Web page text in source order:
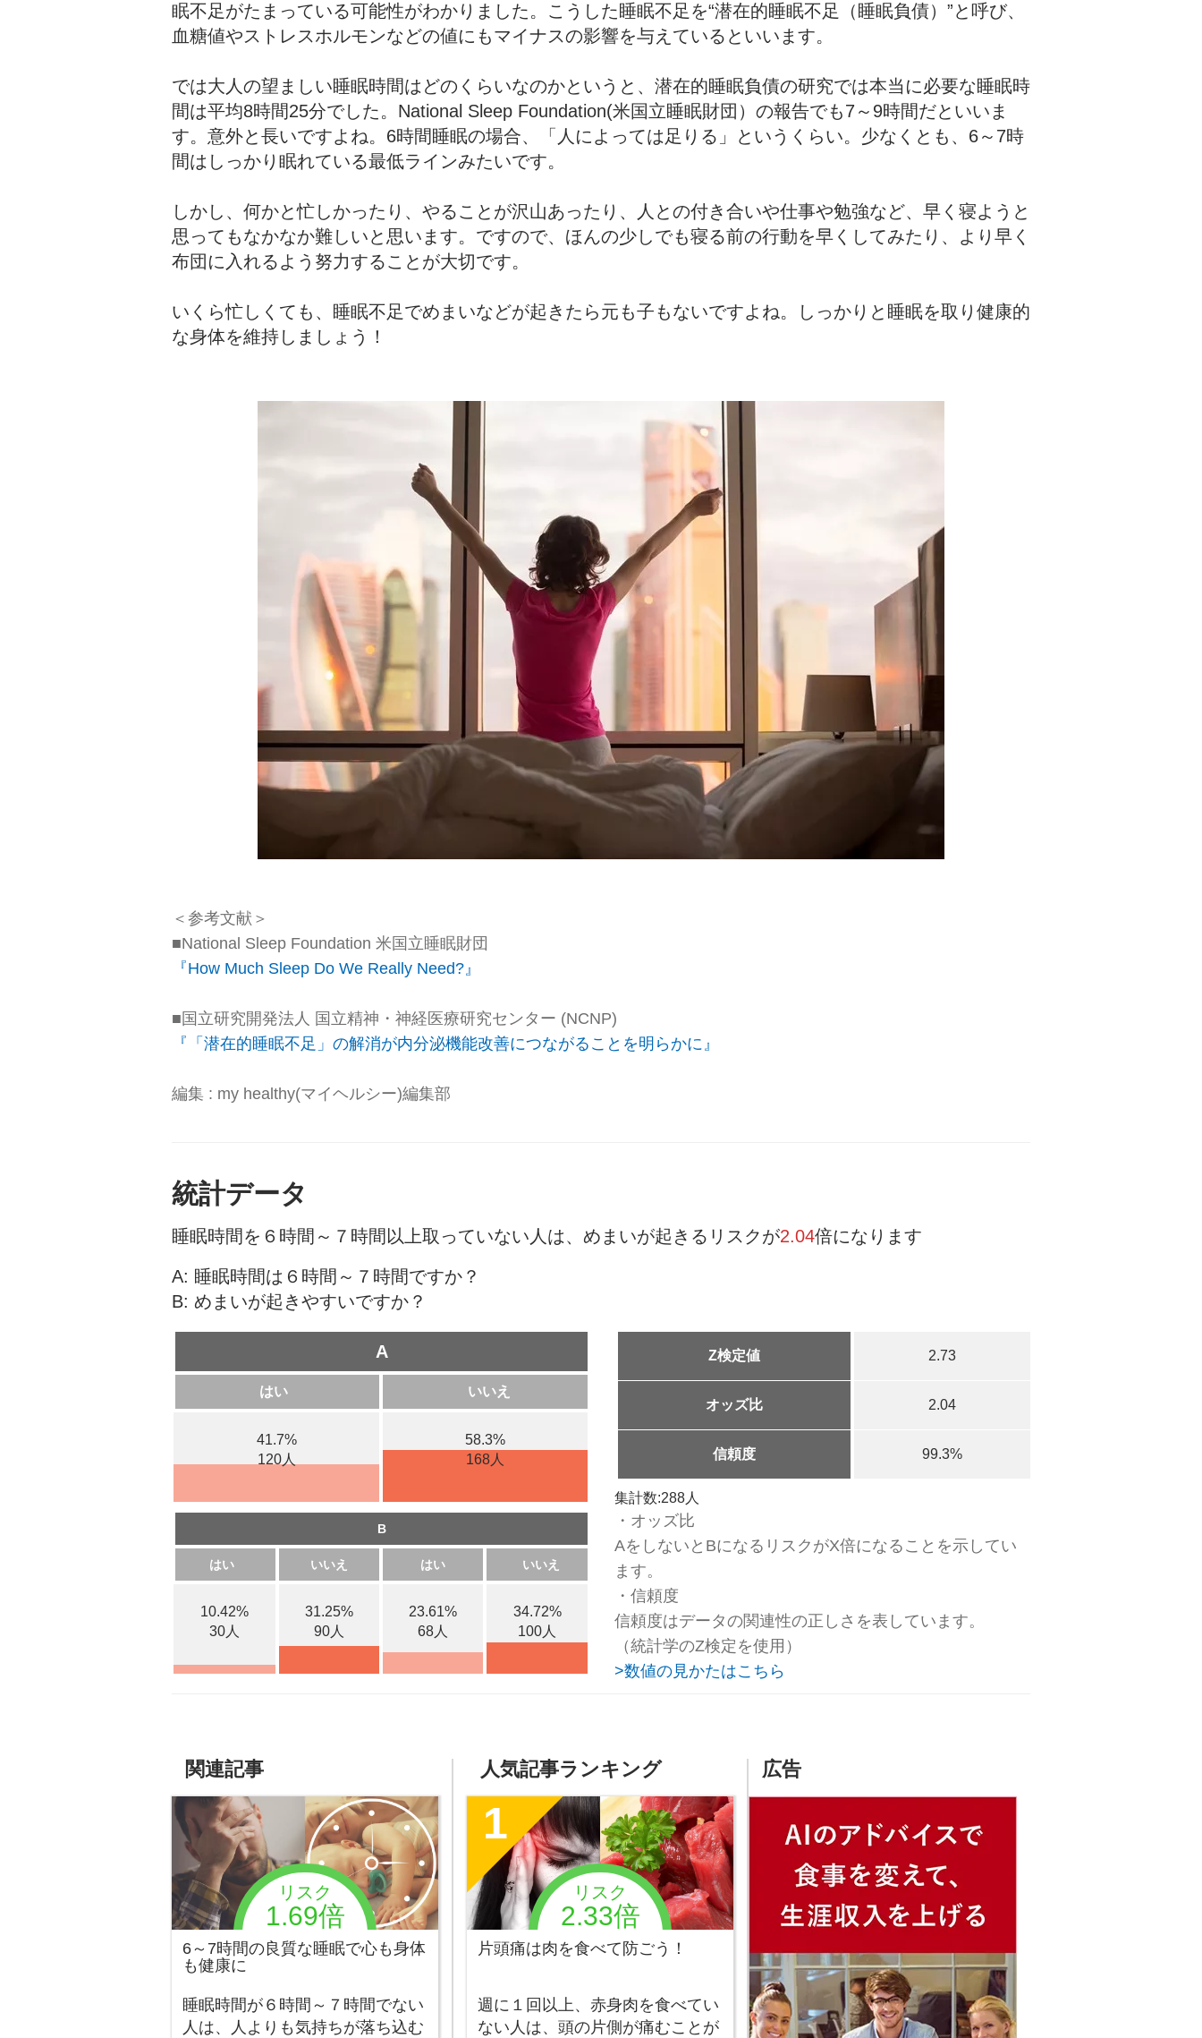
眠不足がたまっている可能性がわかりました。こうした睡眠不足を“潜在的睡眠不足（睡眠負債）”と呼び、
血糖値やストレスホルモンなどの値にもマイナスの影響を与えているといいます。
では大人の望ましい睡眠時間はどのくらいなのかというと、潜在的睡眠負債の研究では本当に必要な睡眠時
間は平均8時間25分でした。National Sleep Foundation(米国立睡眠財団）の報告でも7～9時間だといいま
す。意外と長いですよね。6時間睡眠の場合、「人によっては足りる」というくらい。少なくとも、6～7時
間はしっかり眠れている最低ラインみたいです。
しかし、何かと忙しかったり、やることが沢山あったり、人との付き合いや仕事や勉強など、早く寝ようと
思ってもなかなか難しいと思います。ですので、ほんの少しでも寝る前の行動を早くしてみたり、より早く
布団に入れるよう努力することが大切です。
いくら忙しくても、睡眠不足でめまいなどが起きたら元も子もないですよね。しっかりと睡眠を取り健康的
な身体を維持しましょう！
＜参考文献＞
■National Sleep Foundation 米国立睡眠財団
『How Much Sleep Do We Really Need?』
■国立研究開発法人 国立精神・神経医療研究センター (NCNP)
『「潜在的睡眠不足」の解消が内分泌機能改善につながることを明らかに』
編集 : my healthy(マイヘルシー)編集部
統計データ
睡眠時間を６時間～７時間以上取っていない人は、めまいが起きるリスクが2.04倍になります
A: 睡眠時間は６時間～７時間ですか？
B: めまいが起きやすいですか？
A
はい いいえ
41.7%
120人
58.3%
168人
B
はい いいえ はい いいえ
10.42%
30人
31.25%
90人
23.61%
68人
34.72%
100人
Z検定値 2.73
オッズ比 2.04
信頼度 99.3%
集計数:288人
・オッズ比
AをしないとBになるリスクがX倍になることを示してい
ます。
・信頼度
信頼度はデータの関連性の正しさを表しています。
（統計学のZ検定を使用）
>数値の見かたはこちら
関連記事
リスク
1.69倍
6～7時間の良質な睡眠で心も身体
も健康に
睡眠時間が６時間～７時間でない
人は、人よりも気持ちが落ち込む
人気記事ランキング
リスク
2.33倍
1
片頭痛は肉を食べて防ごう！
週に１回以上、赤身肉を食べてい
ない人は、頭の片側が痛むことが
広告